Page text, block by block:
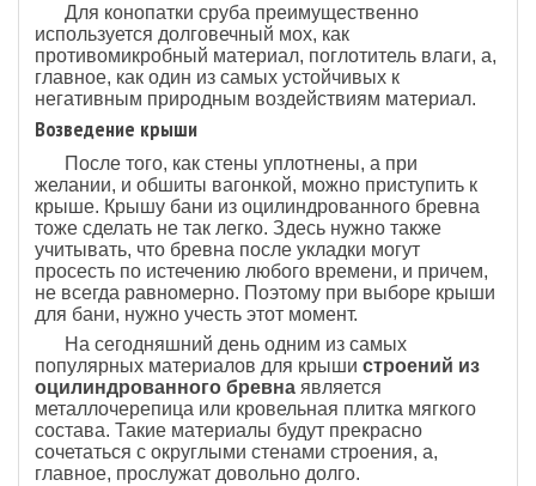
Для конопатки сруба преимущественно
используется долговечный мох, как
противомикробный материал, поглотитель влаги, а,
главное, как один из самых устойчивых к
негативным природным воздействиям материал.
Возведение крыши
После того, как стены уплотнены, а при
желании, и обшиты вагонкой, можно приступить к
крыше. Крышу бани из оцилиндрованного бревна
тоже сделать не так легко. Здесь нужно также
учитывать, что бревна после укладки могут
просесть по истечению любого времени, и причем,
не всегда равномерно. Поэтому при выборе крыши
для бани, нужно учесть этот момент.
На сегодняшний день одним из самых
популярных материалов для крыши строений из
оцилиндрованного бревнаявляется
металлочерепица или кровельная плитка мягкого
состава. Такие материалы будут прекрасно
сочетаться с округлыми стенами строения, а,
главное, прослужат довольно долго.